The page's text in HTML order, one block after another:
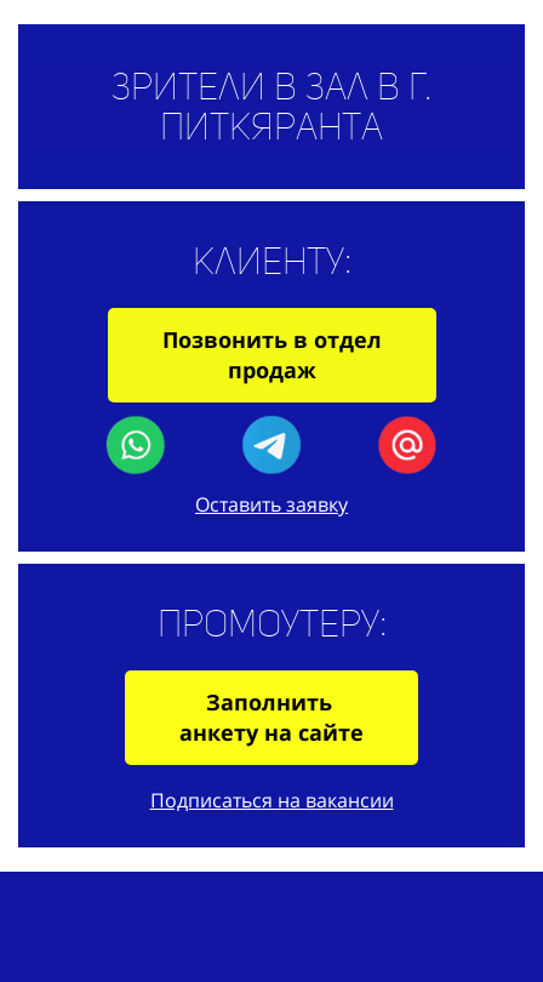
Зрители в зал в г.
Питкяранта
Клиенту:
Позвонить в отдел
продаж
Оставить заявку
Промоутеру:
Заполнить
анкету на сайте
Подписаться на вакансии